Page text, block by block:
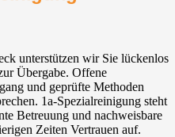
unterstützen wir Sie lückenlos
Übergabe. Offene
und geprüfte Methoden
1a-Spezialreinigung steht
Betreuung und nachweisbare
Zeiten Vertrauen auf.